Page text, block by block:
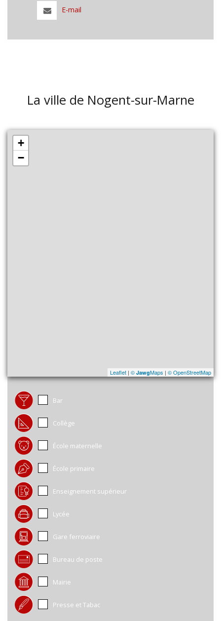
E-mail
La ville de Nogent-sur-Marne
+
−
Leaflet | © JawgMaps | © OpenStreetMap
Bar
Collège
École maternelle
École primaire
Enseignement supérieur
Lycée
Gare ferroviaire
Bureau de poste
Mairie
Presse et Tabac